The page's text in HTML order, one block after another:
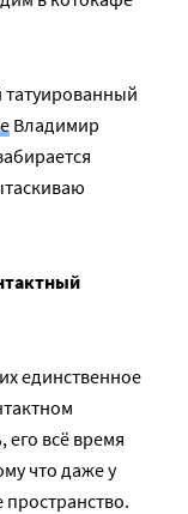
Владимир
единственное
всё время
что даже у